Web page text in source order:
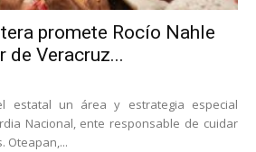
promete Rocío Nahle
de Veracruz...
estatal un área y estrategia especial
Nacional, ente responsable de cuidar
Oteapan,...